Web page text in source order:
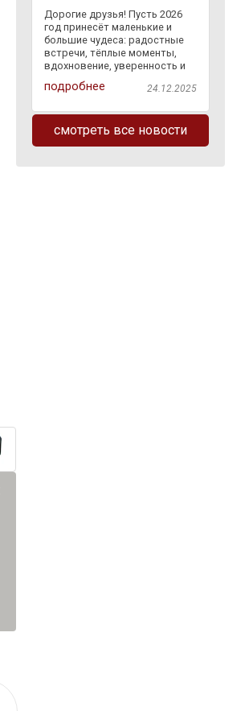
Дорогие друзья! Пусть 2026
год принесёт маленькие и
большие чудеса: радостные
встречи, тёплые моменты,
вдохновение, уверенность и
светлые перемены. Пусть
сбывается задуманное, а
доброе — и в делах, и в жизни.
Спасибо, что
подробнее 24.12.2025
смотреть все новости